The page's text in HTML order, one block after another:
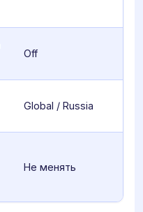
Off
Global / Russia
Не менять